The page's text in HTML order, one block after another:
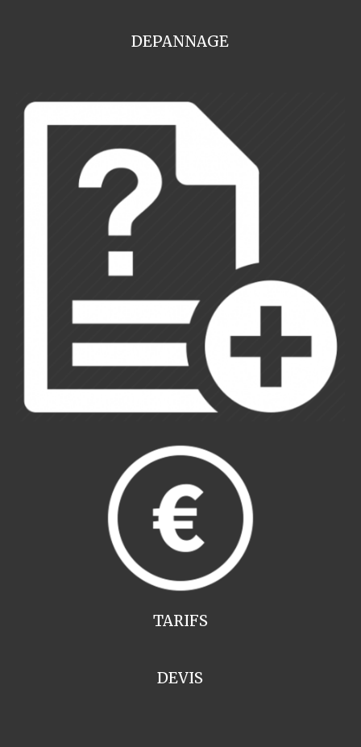
DEPANNAGE
TARIFS
DEVIS